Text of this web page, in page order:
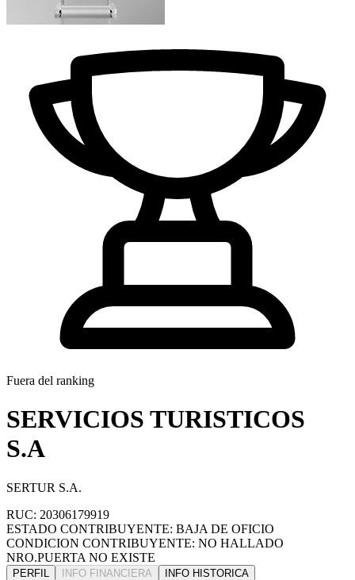
Fuera del ranking
SERVICIOS TURISTICOS
S.A
SERTUR S.A.
RUC: 20306179919
ESTADO CONTRIBUYENTE: BAJA DE OFICIO
CONDICION CONTRIBUYENTE: NO HALLADO
NRO.PUERTA NO EXISTE
PERFIL INFO FINANCIERA
INFO HISTORICA